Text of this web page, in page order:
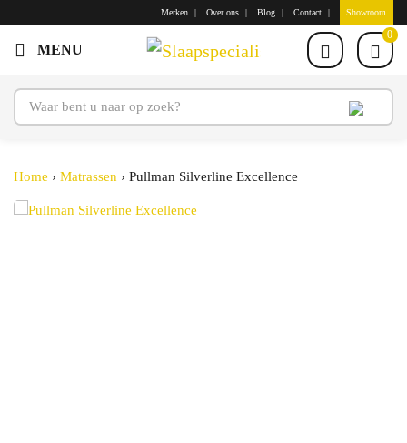
Merken Over ons Blog Contact Showroom
0
Home › Matrassen › Pullman Silverline Excellence